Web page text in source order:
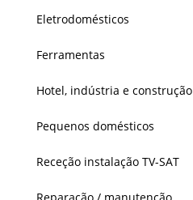
Eletrodomésticos
Ferramentas
Hotel, indústria e construção
Pequenos domésticos
Receção instalação TV-SAT
Reparação / manutenção